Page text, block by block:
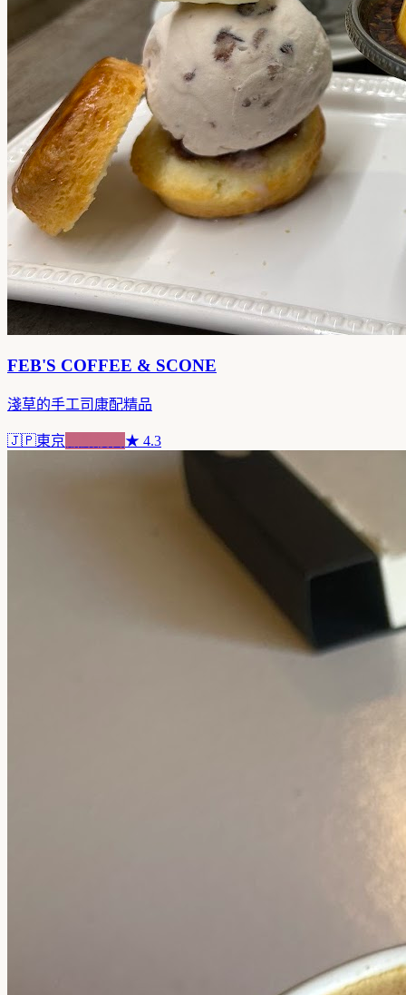
FEB'S COFFEE & SCONE
淺草的手工司康配精品
🇯🇵東京 ★ 4.3